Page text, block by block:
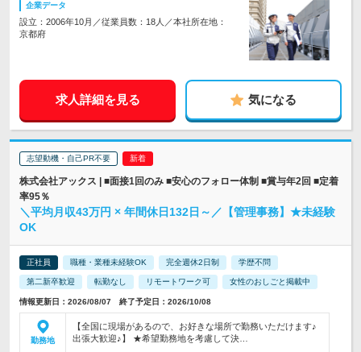
企業データ
設立：2006年10月／従業員数：18人／本社所在地：
京都府
求人詳細を見る 気になる
志望動機・自己PR不要
株式会社アックス | ■面接1回のみ ■安心のフォロー体制 ■賞与年2回 ■定着
率95％
＼平均月収43万円 × 年間休日132日～／【管理事務】★未経験
OK
正社員 職種・業種未経験OK 完全週休2日制 学歴不問
第二新卒歓迎 転勤なし リモートワーク可 女性のおしごと掲載中
情報更新日：2026/08/07 終了予定日：2026/10/08
勤務地
【全国に現場があるので、お好きな場所で勤務いただけます♪
出張大歓迎♪】 ★希望勤務地を考慮して決…